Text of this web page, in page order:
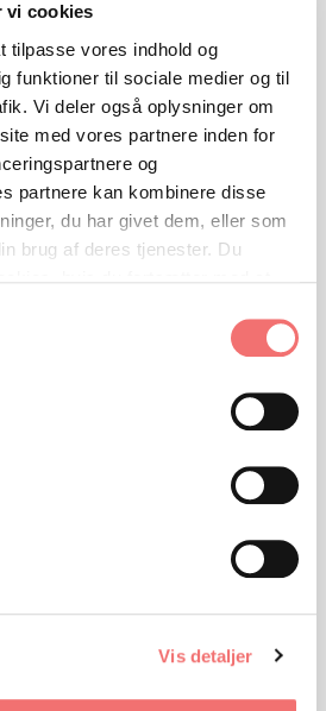
vi cookies
tilpasse vores indhold og
funktioner til sociale medier og til
Vi deler også oplysninger om
med vores partnere inden for
og
partnere kan kombinere disse
du har givet dem, eller som
brug af deres tjenester. Du
Vis detaljer